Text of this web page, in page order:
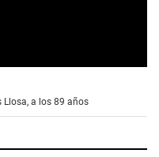
Llosa, a los 89 años